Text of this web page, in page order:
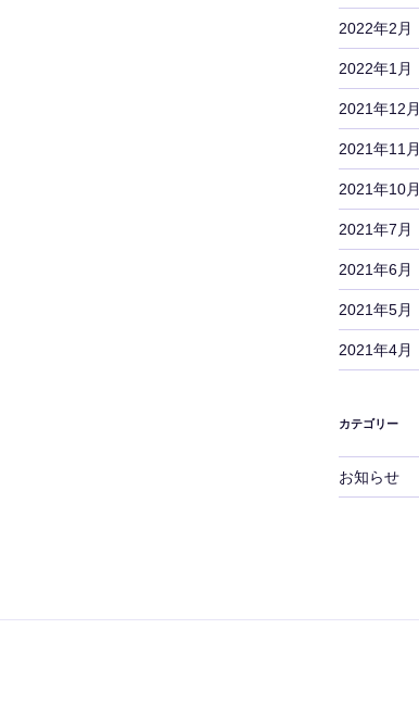
2022年2月
2022年1月
2021年12月
2021年11月
2021年10月
2021年7月
2021年6月
2021年5月
2021年4月
カテゴリー
お知らせ